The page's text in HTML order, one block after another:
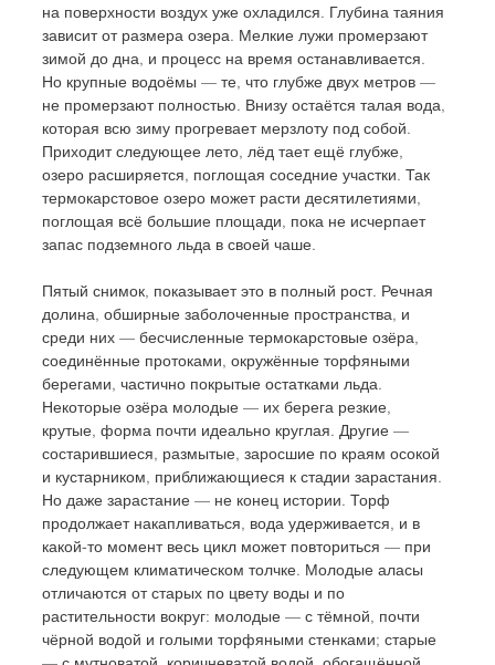
на поверхности воздух уже охладился. Глубина таяния
зависит от размера озера. Мелкие лужи промерзают
зимой до дна, и процесс на время останавливается.
Но крупные водоёмы — те, что глубже двух метров —
не промерзают полностью. Внизу остаётся талая вода,
которая всю зиму прогревает мерзлоту под собой.
Приходит следующее лето, лёд тает ещё глубже,
озеро расширяется, поглощая соседние участки. Так
термокарстовое озеро может расти десятилетиями,
поглощая всё большие площади, пока не исчерпает
запас подземного льда в своей чаше.
Пятый снимок, показывает это в полный рост. Речная
долина, обширные заболоченные пространства, и
среди них — бесчисленные термокарстовые озёра,
соединённые протоками, окружённые торфяными
берегами, частично покрытые остатками льда.
Некоторые озёра молодые — их берега резкие,
крутые, форма почти идеально круглая. Другие —
состарившиеся, размытые, заросшие по краям осокой
и кустарником, приближающиеся к стадии зарастания.
Но даже зарастание — не конец истории. Торф
продолжает накапливаться, вода удерживается, и в
какой-то момент весь цикл может повториться — при
следующем климатическом толчке. Молодые аласы
отличаются от старых по цвету воды и по
растительности вокруг: молодые — с тёмной, почти
чёрной водой и голыми торфяными стенками; старые